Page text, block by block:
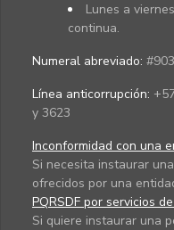
Lunes a
continua.
Numeral abreviado:
Línea anticorrupción:
y 3623
Inconformidad con una
Si necesita instaurar
ofrecidos por una
PQRSDF por servicios
Si quiere instaurar una